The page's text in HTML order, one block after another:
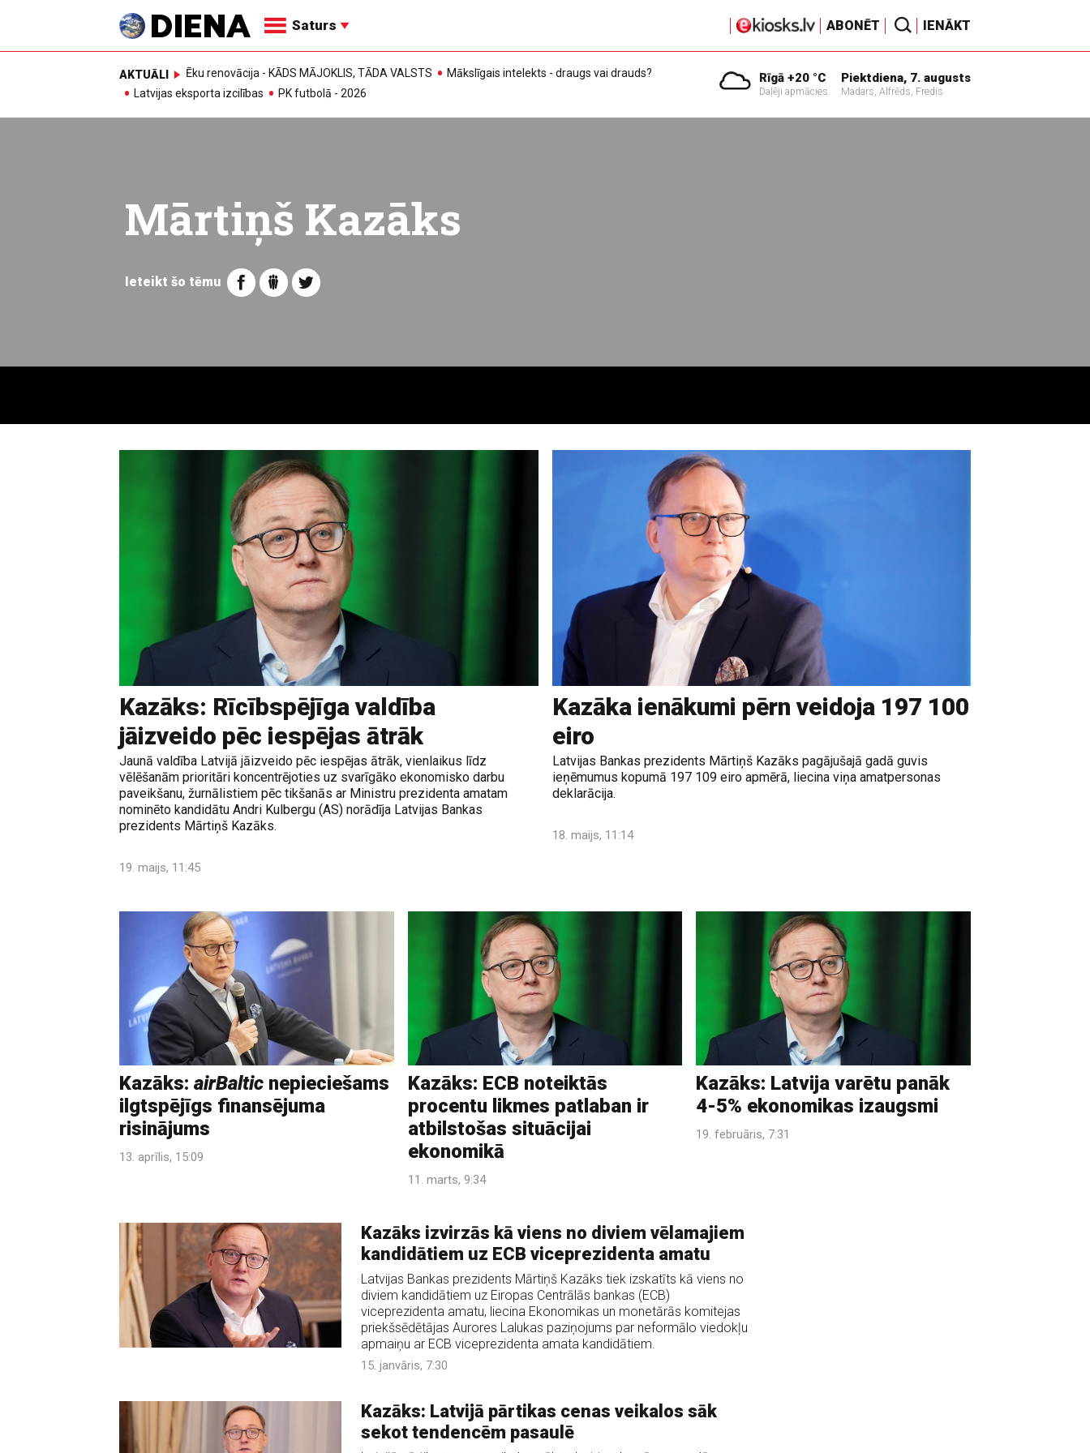
Saturs ABONĒT IENĀKT
AKTUĀLI Ēku renovācija - KĀDS MĀJOKLIS, TĀDA VALSTS
Mākslīgais intelekts - draugs vai drauds?
Latvijas eksporta izcilības
PK futbolā - 2026
Rīgā +20 °C
Daļēji apmācies
Piektdiena, 7. augusts
Madars, Alfrēds, Fredis
Mārtiņš Kazāks
Ieteikt šo tēmu
Kazāks: Rīcībspējīga valdība
jāizveido pēc iespējas ātrāk
Jaunā valdība Latvijā jāizveido pēc iespējas ātrāk, vienlaikus līdz
vēlēšanām prioritāri koncentrējoties uz svarīgāko ekonomisko darbu
paveikšanu, žurnālistiem pēc tikšanās ar Ministru prezidenta amatam
nominēto kandidātu Andri Kulbergu (AS) norādīja Latvijas Bankas
prezidents Mārtiņš Kazāks.
19. maijs, 11:45
Kazāka ienākumi pērn veidoja 197 100
eiro
Latvijas Bankas prezidents Mārtiņš Kazāks pagājušajā gadā guvis
ieņēmumus kopumā 197 109 eiro apmērā, liecina viņa amatpersonas
deklarācija.
18. maijs, 11:14
Kazāks: airBaltic nepieciešams
ilgtspējīgs finansējuma
risinājums
13. aprīlis, 15:09
Kazāks: ECB noteiktās
procentu likmes patlaban ir
atbilstošas situācijai
ekonomikā
11. marts, 9:34
Kazāks: Latvija varētu panāk
4-5% ekonomikas izaugsmi
19. februāris, 7:31
Kazāks izvirzās kā viens no diviem vēlamajiem
kandidātiem uz ECB viceprezidenta amatu
Latvijas Bankas prezidents Mārtiņš Kazāks tiek izskatīts kā viens no
diviem kandidātiem uz Eiropas Centrālās bankas (ECB)
viceprezidenta amatu, liecina Ekonomikas un monetārās komitejas
priekšsēdētājas Aurores Lalukas paziņojums par neformālo viedokļu
apmaiņu ar ECB viceprezidenta amata kandidātiem.
15. janvāris, 7:30
Kazāks: Latvijā pārtikas cenas veikalos sāk
sekot tendencēm pasaulē